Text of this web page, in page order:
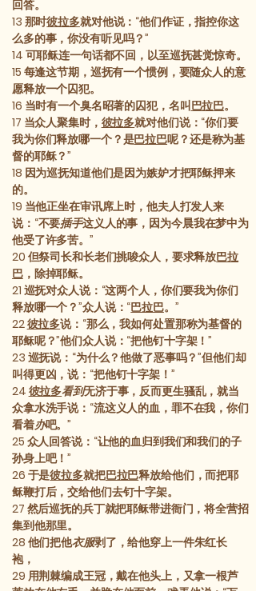
回答。
13 那时彼拉多就对他说：“他们作证，指控你这
么多的事，你没有听见吗？”
14 可耶稣连一句话都不回，以至巡抚甚觉惊奇。
15 每逢这节期，巡抚有一个惯例，要随众人的意
愿释放一个囚犯。
16 当时有一个臭名昭著的囚犯，名叫 巴拉巴。
17 当众人聚集时， 彼拉多就对他们说：“你们要
我为你们释放哪一个？是巴拉巴呢？还是称为基
督的耶稣？”
18 因为巡抚知道他们是因为嫉妒才把耶稣押来
的。
19 当他正坐在审讯席上时，他夫人打发人来
说：“不要插手这义人的事，因为今晨我在梦中为
他受了许多苦。”
20 但祭司长和长老们挑唆众人，要求释放巴拉
巴，除掉耶稣。
21 巡抚对众人说：“这两个人，你们要我为你们
释放哪一个？”众人说：“巴拉巴。”
22彼拉多说：“那么，我如何处置那称为基督的
耶稣呢？”他们众人说：“把他钉十字架！”
23 巡抚说：“为什么？他做了恶事吗？”但他们却
叫得更凶，说：“把他钉十字架！”
24 彼拉多看到无济于事，反而更生骚乱，就当
众拿水洗手说：“流这义人的血，罪不在我，你们
看着办吧。”
25 众人回答说：“让他的血归到我们和我们的子
孙身上吧！”
26 于是彼拉多就把巴拉巴释放给他们，而把耶
稣鞭打后，交给他们去钉十字架。
27 然后巡抚的兵丁就把耶稣带进衙门，将全营招
集到他那里。
28 他们把他衣服剥了，给他穿上一件朱红长
袍，
29 用荆棘编成王冠，戴在他头上，又拿一根芦